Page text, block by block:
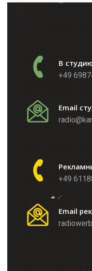
В
+49
Email
+49
Email